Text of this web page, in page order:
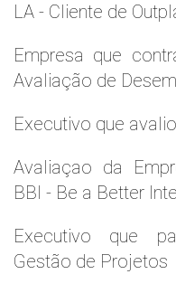
LA - Cliente de
Empresa que
Avaliação de
Executivo que
Avaliaçao da
BBI - Be a Better
Executivo que
Gestão de Projetos